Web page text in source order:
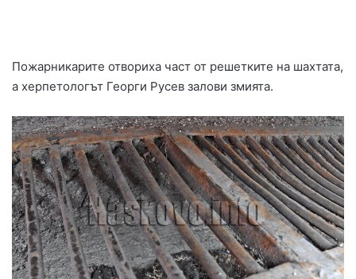
Пожарникарите отвориха част от решетките на шахтата,
а херпетологът Георги Русев залови змията.